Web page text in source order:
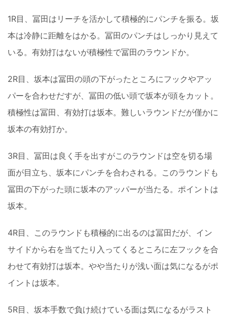
1R目、冨田はリーチを活かして積極的にパンチを振る。坂
本は冷静に距離をはかる。冨田のパンチはしっかり見えて
いる。有効打はないが積極性で冨田のラウンドか。
2R目、坂本は冨田の頭の下がったところにフックやアッ
パーを合わせだすが、冨田の低い頭で坂本が頭をカット。
積極性は冨田、有効打は坂本。難しいラウンドだが僅かに
坂本の有効打か。
3R目、冨田は良く手を出すがこのラウンドは空を切る場
面が目立ち、坂本にパンチを合わされる。このラウンドも
冨田の下がった頭に坂本のアッパーが当たる。ポイントは
坂本。
4R目、このラウンドも積極的に出るのは冨田だが、イン
サイドから右を当てたり入ってくるところに左フックを合
わせて有効打は坂本。やや当たりが浅い面は気になるがポ
イントは坂本。
5R目、坂本手数で負け続けている面は気になるがラスト